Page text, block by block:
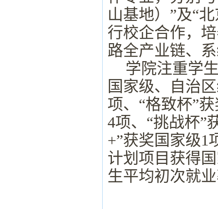
山基地） ”及“
行校企合作，
路全产业链、
学院注重学
国家级、自治
项、 “格致杯”
4项、 “挑战杯”
+”获奖国家级1
计划项目获得
生平均初次就